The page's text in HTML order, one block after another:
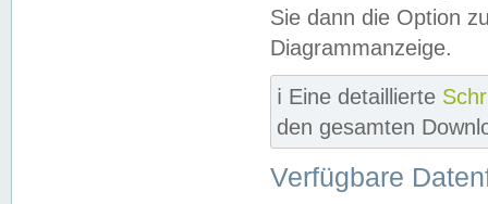
Sie dann die Option
Diagrammanzeige.
ℹ️ Eine detaillierte
den gesamten
Verfügbare